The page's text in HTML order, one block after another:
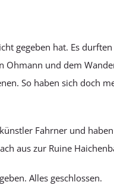
gegeben hat. Es
Ohmann und dem
So haben sich doch
Fahrner und
aus zur Ruine
Alles geschlossen.